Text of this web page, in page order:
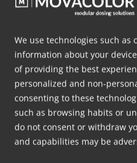
We use technologies such as
information about your
of providing the best
personalized and non-
consenting to these
such as browsing habits or
do not consent or withdraw
and capabilities may be
MHBS Hybrid
Le meilleur des deux